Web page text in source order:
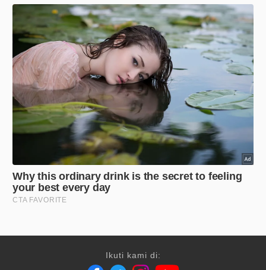
Ikuti kami di: